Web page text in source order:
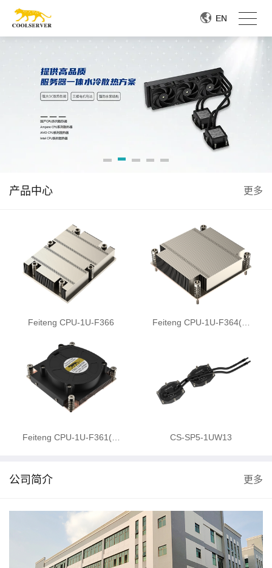
EN
EN
产品中心 更多
Feiteng CPU-1U-F366 Feiteng CPU-1U-F364(…
Feiteng CPU-1U-F361(… CS-SP5-1UW13
公司简介 更多